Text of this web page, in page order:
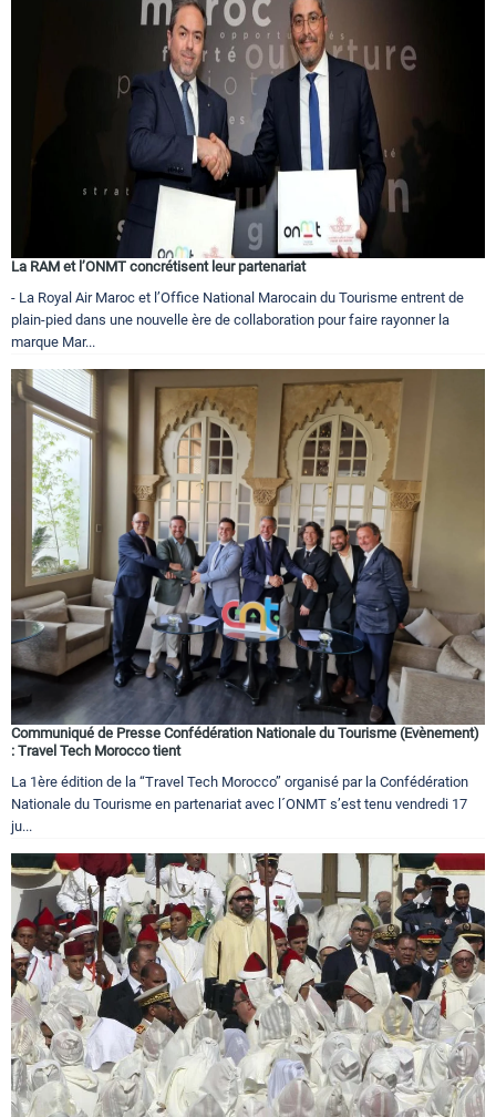
La RAM et l’ONMT concrétisent leur partenariat
- La Royal Air Maroc et l’Office National Marocain du Tourisme entrent de
plain-pied dans une nouvelle ère de collaboration pour faire rayonner la
marque Mar...
Communiqué de Presse Confédération Nationale du Tourisme (Evènement)
: Travel Tech Morocco tient
La 1ère édition de la “Travel Tech Morocco” organisé par la Confédération
Nationale du Tourisme en partenariat avec l´ONMT s’est tenu vendredi 17
ju...